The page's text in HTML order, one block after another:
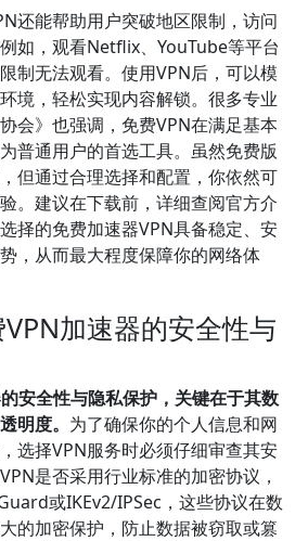
还能帮助用户突破地区限制，访问
如，观看Netflix、YouTube等平台
制无法观看。使用VPN后，可以模
境，轻松实现内容解锁。很多专业
会》也强调，免费VPN在满足基本
普通用户的首选工具。虽然免费版
但通过合理选择和配置，你依然可
。建议在下载前，详细查阅官方介
择的免费加速器VPN具备稳定、安
，从而最大程度保障你的网络体
加速器的安全性与
安全性与隐私保护，关键在于其数
明度。 为了确保你的个人信息和网
选择VPN服务时必须仔细审查其安
是否采用行业标准的加密协议，
或IKEv2/IPSec，这些协议在数
的加密保护，防止数据被窃取或篡